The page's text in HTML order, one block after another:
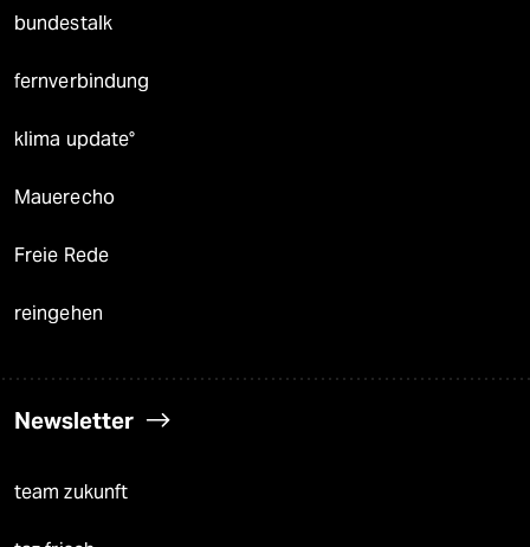
bundestalk
fernverbindung
klima update°
Mauerecho
Freie Rede
reingehen
Newsletter
team zukunft